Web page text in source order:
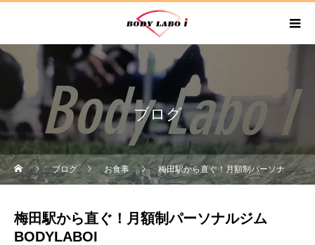
ブログ
ブログ お食事 梅田駅から直ぐ！月額制パーソナルジムBODYLABOI
梅田駅から直ぐ！月額制パーソナルジム
BODYLABOI